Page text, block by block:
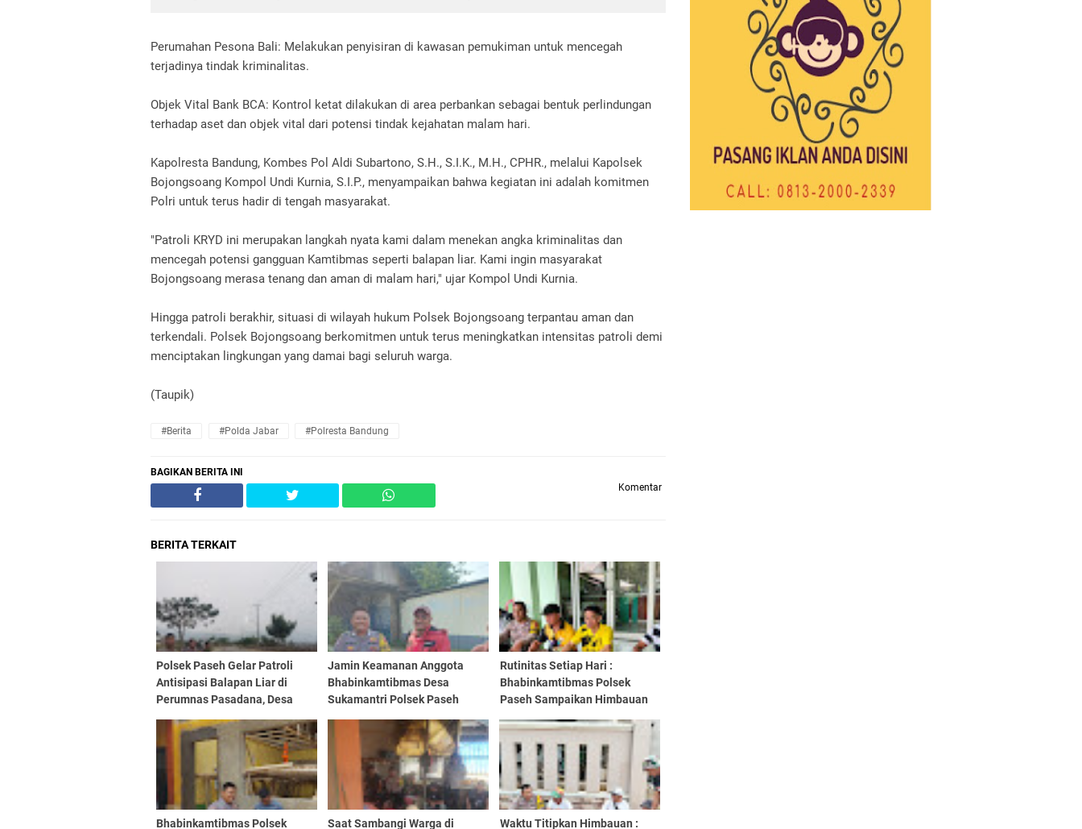
Perumahan Pesona Bali: Melakukan penyisiran di kawasan pemukiman untuk mencegah
terjadinya tindak kriminalitas.
Objek Vital Bank BCA: Kontrol ketat dilakukan di area perbankan sebagai bentuk perlindungan
terhadap aset dan objek vital dari potensi tindak kejahatan malam hari.
Kapolresta Bandung, Kombes Pol Aldi Subartono, S.H., S.I.K., M.H., CPHR., melalui Kapolsek
Bojongsoang Kompol Undi Kurnia, S.I.P., menyampaikan bahwa kegiatan ini adalah komitmen
Polri untuk terus hadir di tengah masyarakat.
"Patroli KRYD ini merupakan langkah nyata kami dalam menekan angka kriminalitas dan
mencegah potensi gangguan Kamtibmas seperti balapan liar. Kami ingin masyarakat
Bojongsoang merasa tenang dan aman di malam hari," ujar Kompol Undi Kurnia.
Hingga patroli berakhir, situasi di wilayah hukum Polsek Bojongsoang terpantau aman dan
terkendali. Polsek Bojongsoang berkomitmen untuk terus meningkatkan intensitas patroli demi
menciptakan lingkungan yang damai bagi seluruh warga.
(Taupik)
#Berita #Polda Jabar #Polresta Bandung
BAGIKAN BERITA INI
Komentar
BERITA TERKAIT
Polsek Paseh Gelar Patroli
Antisipasi Balapan Liar di
Perumnas Pasadana, Desa
Cipedes, Kecamatan Paseh
Jamin Keamanan Anggota
Bhabinkamtibmas Desa
Sukamantri Polsek Paseh
Sampaikan Himbaun Serta
Pesan Kamtibmas
Rutinitas Setiap Hari :
Bhabinkamtibmas Polsek
Paseh Sampaikan Himbauan
Kamtibmas Kepada Warga
Masyarakat Saat Sambang
Bhabinkamtibmas Polsek Saat Sambangi Warga di Waktu Titipkan Himbauan :